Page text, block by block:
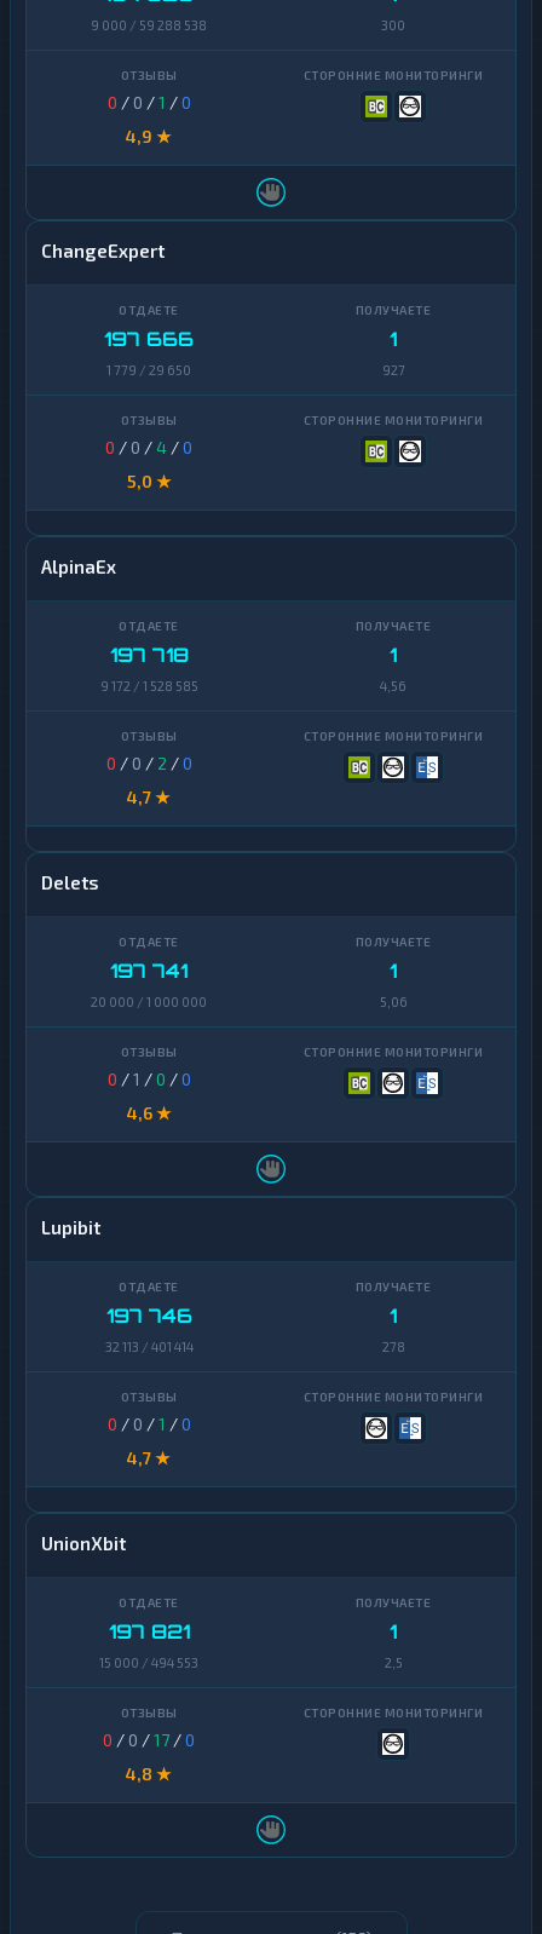
9 000 / 59 288 538 300
0 / 0 /1 /0
4,9 ★
ChangeExpert
197 666
1 779 / 29 650
1
927
0 / 0 / 4 /0
5,0 ★
AlpinaEx
197 718
9 172 / 1 528 585
1
4,56
0 / 0 / 2 /0
4,7 ★
Delets
197 741
20 000 / 1 000 000
1
5,06
0 /1 /0 /0
4,6 ★
Lupibit
197 746
32 113 / 401 414
1
278
0 / 0 /1 /0
4,7 ★
UnionXbit
197 821
15 000 / 494 553
1
2,5
0 / 0 /17 /0
4,8 ★